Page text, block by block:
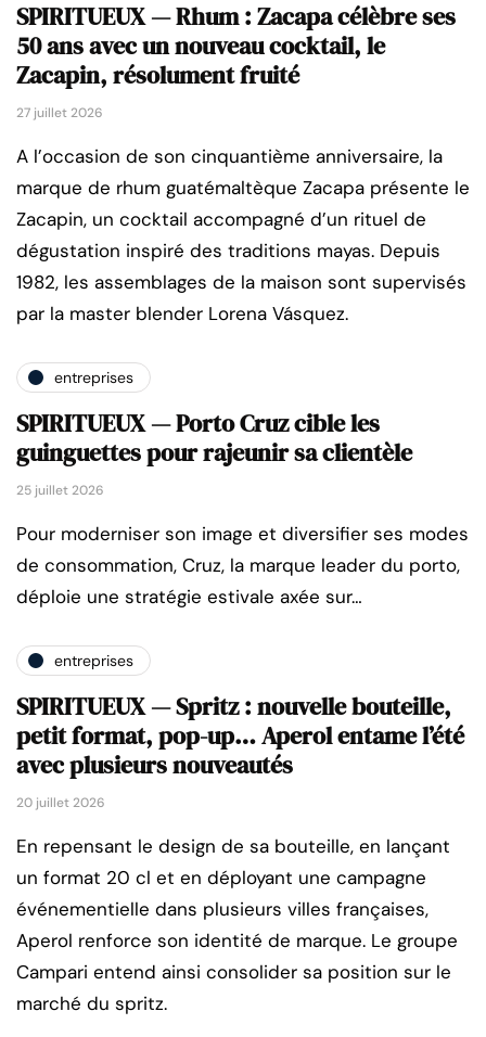
SPIRITUEUX — Rhum : Zacapa célèbre ses
50 ans avec un nouveau cocktail, le
Zacapin, résolument fruité
27 juillet 2026
A l’occasion de son cinquantième anniversaire, la
marque de rhum guatémaltèque Zacapa présente le
Zacapin, un cocktail accompagné d’un rituel de
dégustation inspiré des traditions mayas. Depuis
1982, les assemblages de la maison sont supervisés
par la master blender Lorena Vásquez.
entreprises
SPIRITUEUX — Porto Cruz cible les
guinguettes pour rajeunir sa clientèle
25 juillet 2026
Pour moderniser son image et diversifier ses modes
de consommation, Cruz, la marque leader du porto,
déploie une stratégie estivale axée sur…
entreprises
SPIRITUEUX — Spritz : nouvelle bouteille,
petit format, pop-up… Aperol entame l’été
avec plusieurs nouveautés
20 juillet 2026
En repensant le design de sa bouteille, en lançant
un format 20 cl et en déployant une campagne
événementielle dans plusieurs villes françaises,
Aperol renforce son identité de marque. Le groupe
Campari entend ainsi consolider sa position sur le
marché du spritz.